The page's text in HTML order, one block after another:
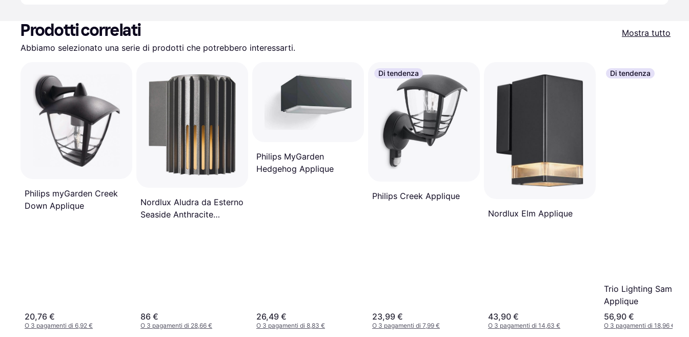
Prodotti correlati
Mostra tutto
Abbiamo selezionato una serie di prodotti che potrebbero interessarti.
Philips myGarden Creek
Down Applique
20,76 €
O 3 pagamenti di 6,92 €
Nordlux Aludra da Esterno
Seaside Anthracite
86 €
O 3 pagamenti di 28,66 €
Philips MyGarden
Hedgehog Applique
26,49 €
O 3 pagamenti di 8,83 €
Di tendenza
Philips Creek Applique
23,99 €
O 3 pagamenti di 7,99 €
Nordlux Elm Applique
43,90 €
O 3 pagamenti di 14,63 €
Di tendenza
Trio Lighting Sambesi
Applique
56,90 €
O 3 pagamenti di 18,96 €